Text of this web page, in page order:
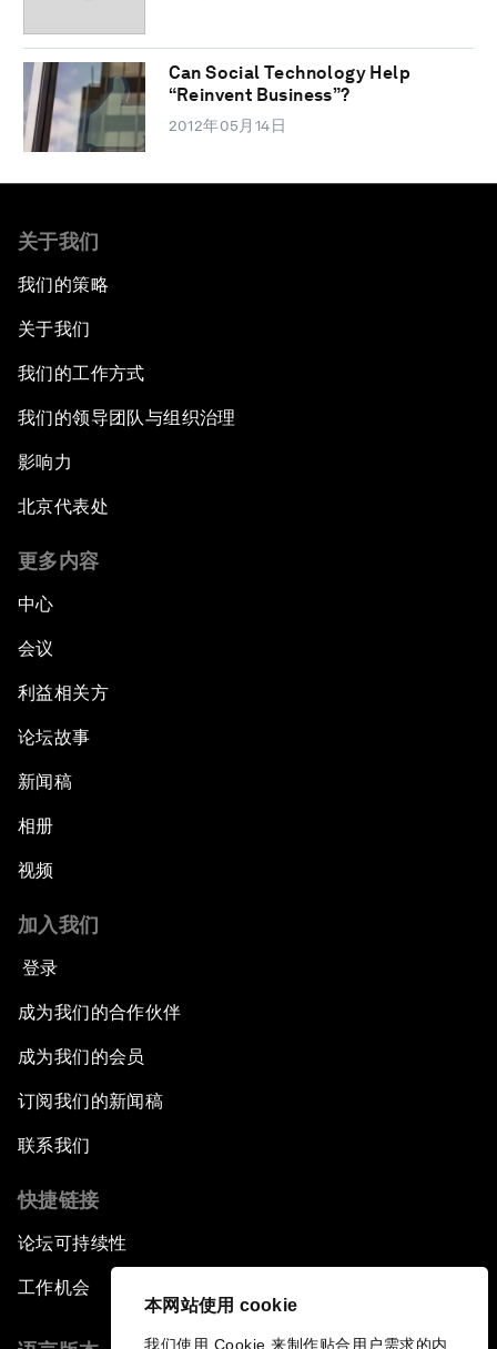
本网站使用 cookie
我们使用 Cookie 来制作贴合用户需求的内
Can Social Technology Help
“Reinvent Business”?
2012年05月14日
关于我们
我们的策略
关于我们
我们的工作方式
我们的领导团队与组织治理
影响力
北京代表处
更多内容
中心
会议
利益相关方
论坛故事
新闻稿
相册
视频
加入我们
登录
成为我们的合作伙伴
成为我们的会员
订阅我们的新闻稿
联系我们
快捷链接
论坛可持续性
工作机会